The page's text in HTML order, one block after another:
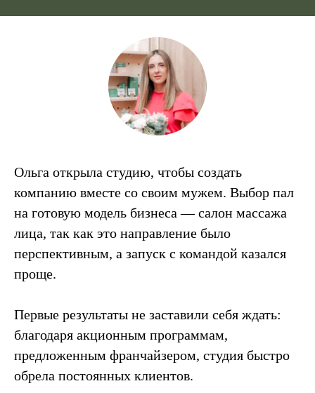
Ольга открыла студию, чтобы создать
компанию вместе со своим мужем. Выбор пал
на готовую модель бизнеса — салон массажа
лица, так как это направление было
перспективным, а запуск с командой казался
проще.
Первые результаты не заставили себя ждать:
благодаря акционным программам,
предложенным франчайзером, студия быстро
обрела постоянных клиентов.